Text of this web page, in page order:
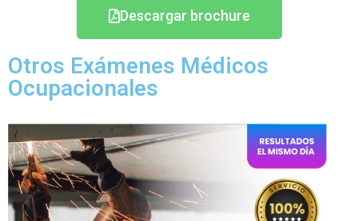
Descargar brochure
Otros Exámenes Médicos
Ocupacionales